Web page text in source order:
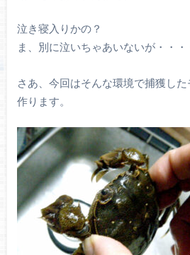
泣き寝入りかの？
ま、別に泣いちゃあいないが・・・
さあ、今回はそんな環境で捕獲し
作ります。